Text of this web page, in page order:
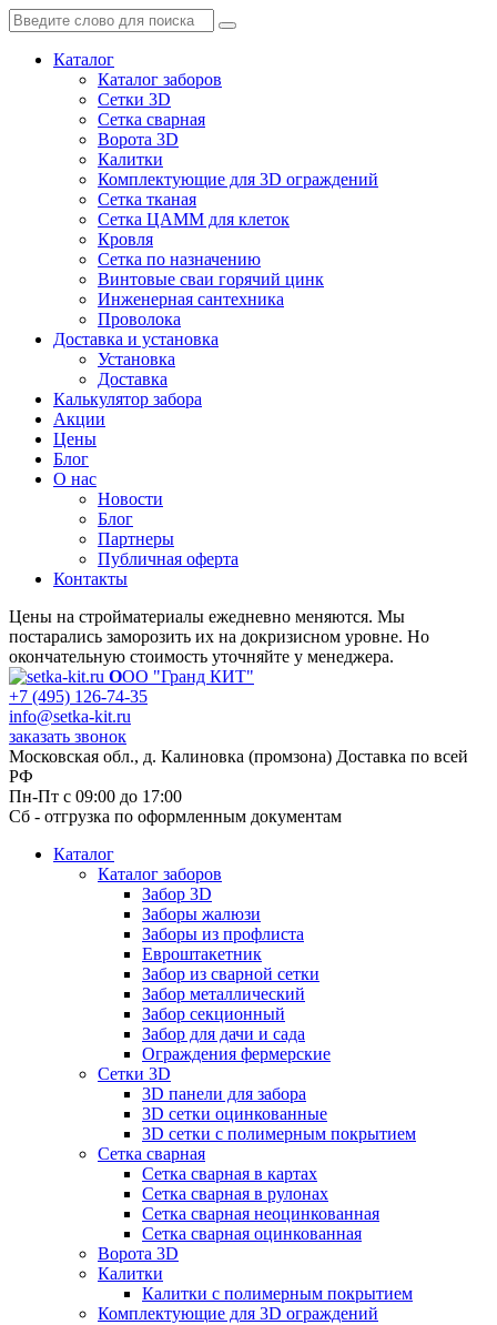
Каталог
Каталог заборов
Сетки 3D
Сетка сварная
Ворота 3D
Калитки
Комплектующие для 3D ограждений
Сетка тканая
Сетка ЦАММ для клеток
Кровля
Сетка по назначению
Винтовые сваи горячий цинк
Инженерная сантехника
Проволока
Доставка и установка
Установка
Доставка
Калькулятор забора
Акции
Цены
Блог
О нас
Новости
Блог
Партнеры
Публичная оферта
Контакты
Цены на стройматериалы ежедневно меняются. Мы
постарались заморозить их на докризисном уровне. Но
окончательную стоимость уточняйте у менеджера.
ООО "Гранд КИТ"
+7 (495) 126-74-35
info@setka-kit.ru
заказать звонок
Московская обл., д. Калиновка (промзона) Доставка по всей
РФ
Пн-Пт с 09:00 до 17:00
Сб - отгрузка по оформленным документам
Каталог
Каталог заборов
Забор 3D
Заборы жалюзи
Заборы из профлиста
Евроштакетник
Забор из сварной сетки
Забор металлический
Забор секционный
Забор для дачи и сада
Ограждения фермерские
Сетки 3D
3D панели для забора
3D сетки оцинкованные
3D сетки с полимерным покрытием
Сетка сварная
Сетка сварная в картах
Сетка сварная в рулонах
Сетка сварная неоцинкованная
Сетка сварная оцинкованная
Ворота 3D
Калитки
Калитки с полимерным покрытием
Комплектующие для 3D ограждений